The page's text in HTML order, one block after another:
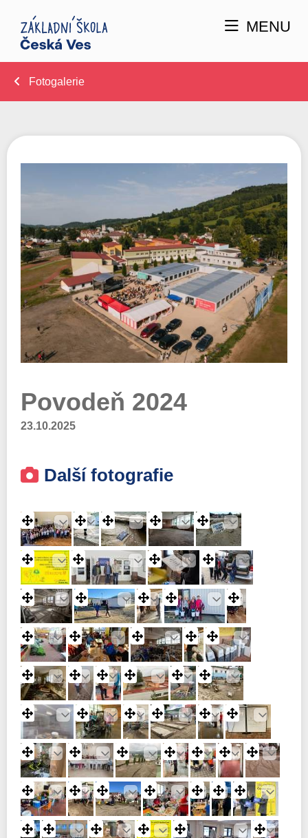
MENU
Fotogalerie
Povodeň 2024
23.10.2025
Další fotografie
Edit Edit Edit Edit
Edit Edit Edit
Edit Edit Edit Edit
Edit Edit Edit Edit
Edit Edit Edit Edit Edit
Edit Edit Edit Edit Edit
Edit Edit Edit Edit Edit Edit
Edit Edit Edit Edit Edit Edit
Edit Edit Edit Edit Edit